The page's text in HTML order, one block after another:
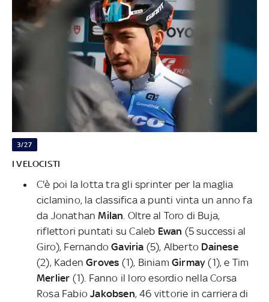
3/27
I VELOCISTI
C'è poi la lotta tra gli sprinter per la maglia
ciclamino, la classifica a punti vinta un anno fa
da JonathanMilan . Oltre al Toro di Buja,
riflettori puntati su Caleb Ewan (5 successi al
Giro), FernandoGaviria (5), Alberto Dainese
(2), KadenGroves (1), BiniamGirmay(1), e Tim
Merlier (1). Fanno il loro esordio nella Corsa
Rosa FabioJakobsen, 46 vittorie in carriera di